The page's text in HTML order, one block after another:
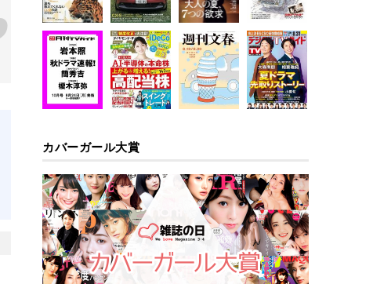
カバーガール大賞